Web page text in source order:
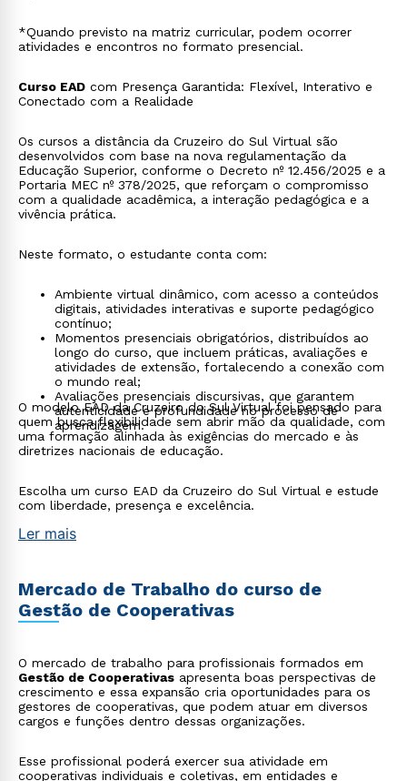
*Quando previsto na matriz curricular, podem ocorrer
atividades e encontros no formato presencial.
Curso EAD com Presença Garantida: Flexível, Interativo e
Conectado com a Realidade
Os cursos a distância da Cruzeiro do Sul Virtual são
desenvolvidos com base na nova regulamentação da
Educação Superior, conforme o Decreto nº 12.456/2025 e a
Portaria MEC nº 378/2025, que reforçam o compromisso
com a qualidade acadêmica, a interação pedagógica e a
vivência prática.
Neste formato, o estudante conta com:
Ambiente virtual dinâmico, com acesso a conteúdos
digitais, atividades interativas e suporte pedagógico
contínuo;
Momentos presenciais obrigatórios, distribuídos ao
longo do curso, que incluem práticas, avaliações e
atividades de extensão, fortalecendo a conexão com
o mundo real;
Avaliações presenciais discursivas, que garantem
autenticidade e profundidade no processo de
aprendizagem.
O modelo EAD da Cruzeiro do Sul Virtual foi pensado para
quem busca flexibilidade sem abrir mão da qualidade, com
uma formação alinhada às exigências do mercado e às
diretrizes nacionais de educação.
Escolha um curso EAD da Cruzeiro do Sul Virtual e estude
com liberdade, presença e excelência.
Ler mais
Mercado de Trabalho do curso de
Gestão de Cooperativas
O mercado de trabalho para profissionais formados em
Gestão de Cooperativas apresenta boas perspectivas de
crescimento e essa expansão cria oportunidades para os
gestores de cooperativas, que podem atuar em diversos
cargos e funções dentro dessas organizações.
Esse profissional poderá exercer sua atividade em
cooperativas individuais e coletivas, em entidades e